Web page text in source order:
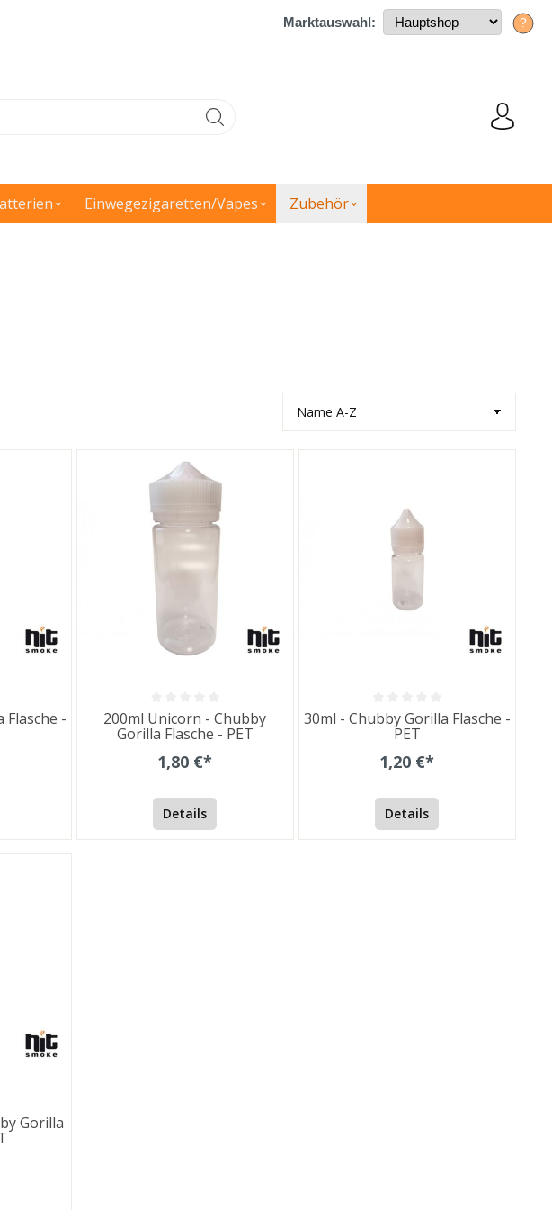
Marktauswahl: ?
Einwegezigaretten/Vapes Zubehör
Flasche - 200ml Unicorn - Chubby
Gorilla Flasche - PET
1,80 €*
Details
30ml - Chubby Gorilla Flasche -
PET
1,20 €*
Details
Gorilla